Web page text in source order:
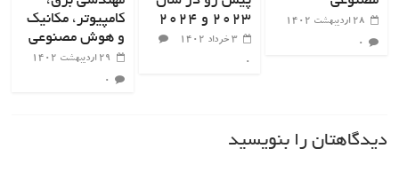
۲۸ اردیبهشت ۱۴۰۲
۰
۲۰۲۳ و ۲۰۲۴
۳ خرداد ۱۴۰۲
۰
کامپیوتر، مکانیک
و هوش مصنوعی
۲۹ اردیبهشت ۱۴۰۲
۰
دیدگاهتان را بنویسید